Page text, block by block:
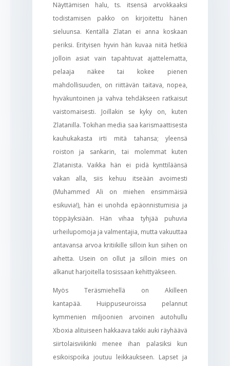
Näyttämisen halu, ts. itsensä arvokkaaksi
todistamisen pakko on kirjoitettu hänen
sieluunsa. Kentällä Zlatan ei anna koskaan
periksi. Erityisen hyvin hän kuvaa niitä hetkiä
jolloin asiat vain tapahtuvat ajattelematta,
pelaaja näkee tai kokee pienen
mahdollisuuden, on riittävän taitava, nopea,
hyväkuntoinen ja vahva tehdäkseen ratkaisut
vaistomaisesti. Joillakin se kyky on, kuten
Zlatanilla. Tokihan media saa karismaattisesta
kauhukakasta irti mitä tahansa; yleensä
roiston ja sankarin, tai molemmat kuten
Zlatanista. Vaikka hän ei pidä kynttiläänsä
vakan alla, siis kehuu itseään avoimesti
(Muhammed Ali on miehen ensimmäisiä
esikuvia!), hän ei unohda epäonnistumisia ja
töppäyksiään. Hän vihaa tyhjää puhuvia
urheilupomoja ja valmentajia, mutta vakuuttaa
antavansa arvoa kritiikille silloin kun siihen on
aihetta. Usein on ollut ja silloin mies on
alkanut harjoitella tosissaan kehittyäkseen.
Myös Teräsmiehellä on Akilleen
kantapää. Huippuseuroissa pelannut
kymmenien miljoonien arvoinen autohullu
Xboxia alituiseen hakkaava takki auki räyhäävä
siirtolaisviikinki menee ihan palasiksi kun
esikoispoika joutuu leikkaukseen. Lapset ja